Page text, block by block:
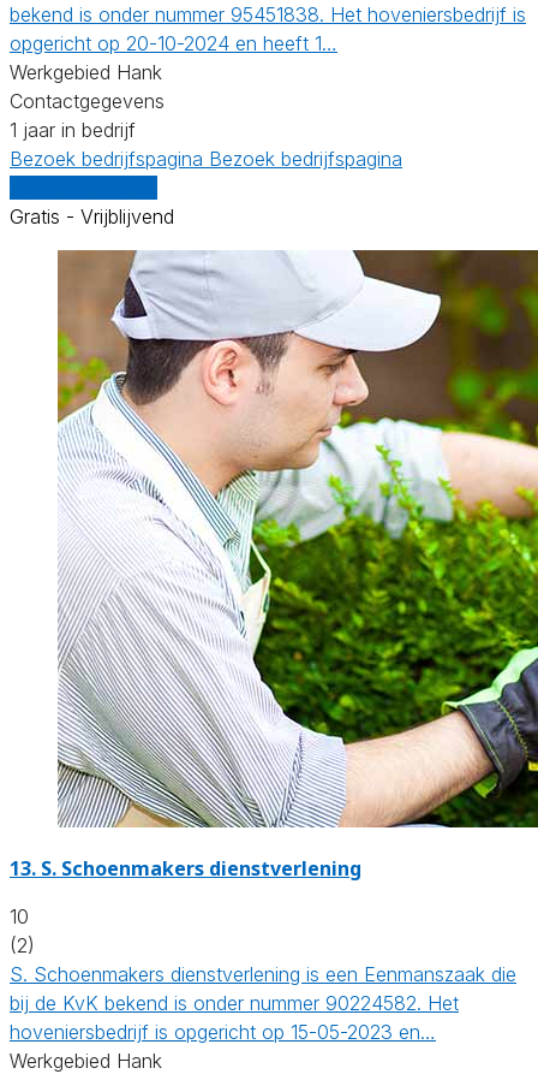
bekend is onder nummer 95451838. Het hoveniersbedrijf is
opgericht op 20-10-2024 en heeft 1…
Werkgebied Hank
Contactgegevens
1 jaar in bedrijf
Bezoek bedrijfspagina Bezoek bedrijfspagina
Gratis - Vrijblijvend
13. S. Schoenmakers dienstverlening
10
(2)
S. Schoenmakers dienstverlening is een Eenmanszaak die
bij de KvK bekend is onder nummer 90224582. Het
hoveniersbedrijf is opgericht op 15-05-2023 en…
Werkgebied Hank